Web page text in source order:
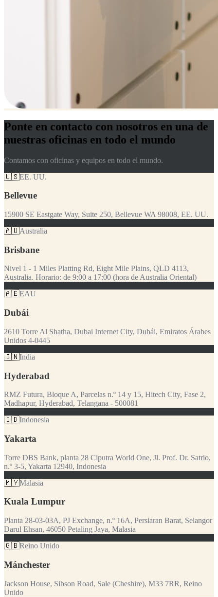
Ponte en contacto con nosotros en una de
nuestras oficinas en todo el mundo
Contamos con oficinas y equipos en todo el mundo.
🇺🇸EE. UU.
Bellevue
15900 SE Eastgate Way, Suite 250, Bellevue WA 98008, EE. UU.
🇦🇺Australia
Brisbane
Nivel 1 - 1 Miles Platting Rd, Eight Mile Plains, QLD 4113,
Australia. Horario: de 9:00 a 17:00 (hora de Australia Oriental)
🇦🇪EAU
Dubái
2610 Torre Al Shatha, Dubai Internet City, Dubái, Emiratos Árabes
Unidos 4-0445
🇮🇳India
Hyderabad
RMZ Futura, Bloque A, Parcelas n.º 14 y 15, Hitech City, Fase 2,
Madhapur, Hyderabad, Telangana - 500081
🇮🇩Indonesia
Yakarta
Torre DBS Bank, planta 28 Ciputra World One, Jl. Prof. Dr. Satrio,
n.º 3-5, Yakarta 12940, Indonesia
🇲🇾Malasia
Kuala Lumpur
Planta 28-03-03A, PJ Exchange, n.º 16A, Persiaran Barat, Selangor
Darul Ehsan, 46050 Petaling Jaya, Malasia
🇬🇧Reino Unido
Mánchester
Jackson House, Sibson Road, Sale (Cheshire), M33 7RR, Reino
Unido